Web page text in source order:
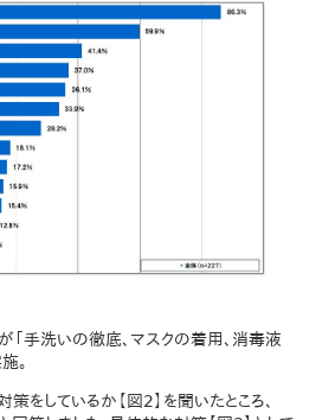
「手洗いの徹底、マスクの着用、消毒液
。
をしているか【図2】を聞いたところ、